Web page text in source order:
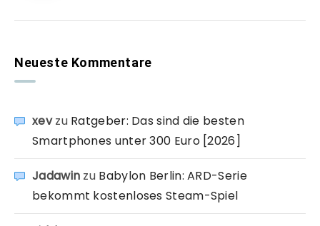
Neueste Kommentare
xevzu Ratgeber: Das sind die besten
Smartphones unter 300 Euro [2026]
Jadawin zu Babylon Berlin: ARD-Serie
bekommt kostenloses Steam-Spiel